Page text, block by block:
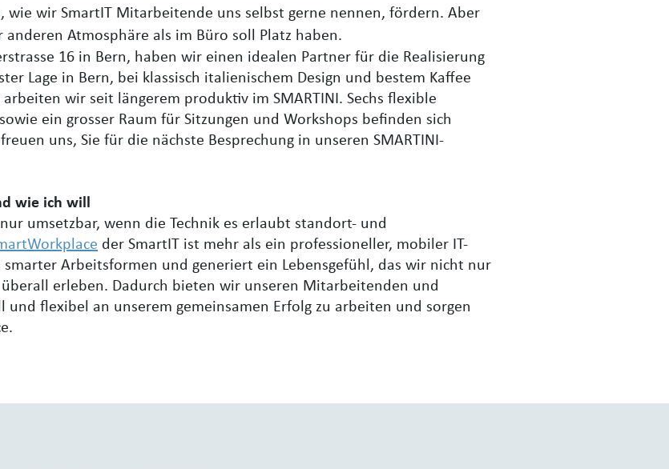
wie wir SmartIT Mitarbeitende uns selbst gerne nennen, fördern. Aber
Atmosphäre als im Büro soll Platz haben.
16 in Bern, haben wir einen idealen Partner für die Realisierung
Lage in Bern, bei klassisch italienischem Design und bestem Kaffee
wir seit längerem produktiv im SMARTINI. Sechs flexible
ein grosser Raum für Sitzungen und Workshops befinden sich
uns, Sie für die nächste Besprechung in unseren SMARTINI-
wie ich will
umsetzbar, wenn die Technik es erlaubt standort- und
der SmartIT ist mehr als ein professioneller, mobiler IT-
Arbeitsformen und generiert ein Lebensgefühl, das wir nicht nur
überall erleben. Dadurch bieten wir unseren Mitarbeitenden und
flexibel an unserem gemeinsamen Erfolg zu arbeiten und sorgen